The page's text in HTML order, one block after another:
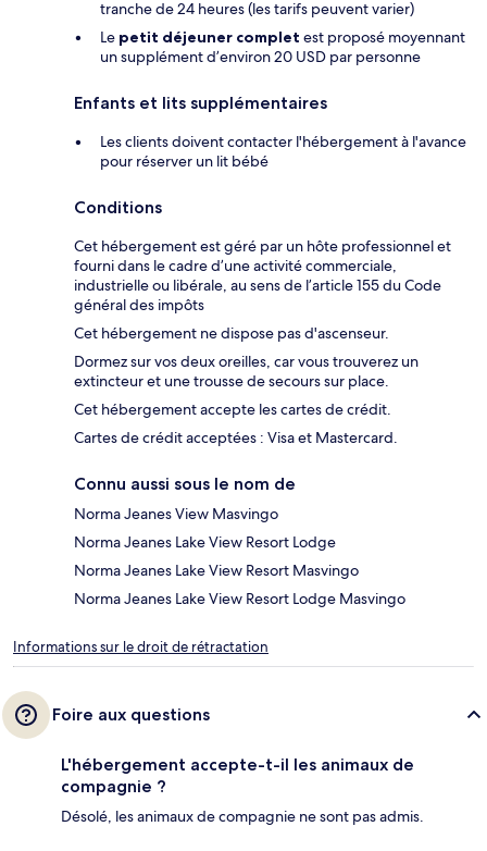
tranche de 24 heures (les tarifs peuvent varier)
Le petit déjeuner complet est proposé moyennant
un supplément d’environ 20 USD par personne
Enfants et lits supplémentaires
Les clients doivent contacter l'hébergement à l'avance
pour réserver un lit bébé
Conditions
Cet hébergement est géré par un hôte professionnel et
fourni dans le cadre d’une activité commerciale,
industrielle ou libérale, au sens de l’article 155 du Code
général des impôts
Cet hébergement ne dispose pas d'ascenseur.
Dormez sur vos deux oreilles, car vous trouverez un
extincteur et une trousse de secours sur place.
Cet hébergement accepte les cartes de crédit.
Cartes de crédit acceptées : Visa et Mastercard.
Connu aussi sous le nom de
Norma Jeanes View Masvingo
Norma Jeanes Lake View Resort Lodge
Norma Jeanes Lake View Resort Masvingo
Norma Jeanes Lake View Resort Lodge Masvingo
Informations sur le droit de rétractation
Foire aux questions
L'hébergement accepte-t-il les animaux de
compagnie ?
Désolé, les animaux de compagnie ne sont pas admis.